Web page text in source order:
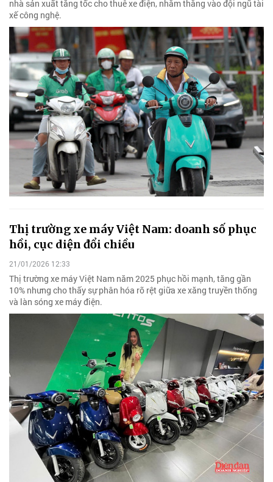
nhà sản xuất tăng tốc cho thuê xe điện, nhắm thẳng vào đội ngũ tài
xế công nghệ.
Thị trường xe máy Việt Nam: doanh số phục
hồi, cục diện đổi chiều
21/01/2026 12:33
Thị trường xe máy Việt Nam năm 2025 phục hồi mạnh, tăng gần
10% nhưng cho thấy sự phân hóa rõ rệt giữa xe xăng truyền thống
và làn sóng xe máy điện.